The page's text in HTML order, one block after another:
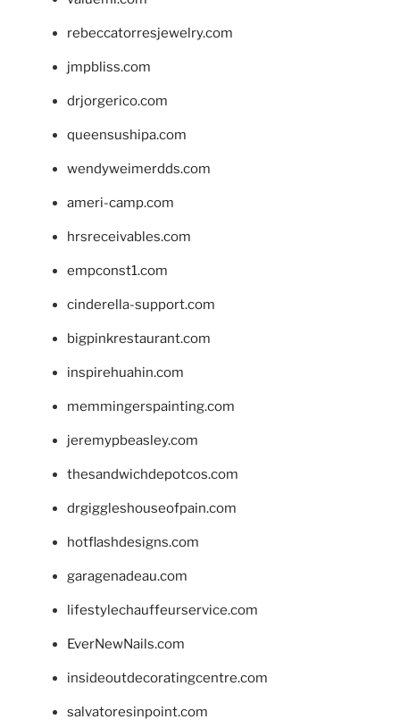
rebeccatorresjewelry.com
jmpbliss.com
drjorgerico.com
queensushipa.com
wendyweimerdds.com
ameri-camp.com
hrsreceivables.com
empconst1.com
cinderella-support.com
bigpinkrestaurant.com
inspirehuahin.com
memmingerspainting.com
jeremypbeasley.com
thesandwichdepotcos.com
drgiggleshouseofpain.com
hotflashdesigns.com
garagenadeau.com
lifestylechauffeurservice.com
EverNewNails.com
insideoutdecoratingcentre.com
salvatoresinpoint.com